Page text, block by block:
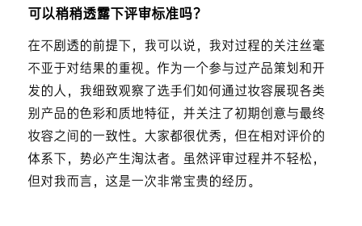
可以稍稍透露下评审标准吗？
在不剧透的前提下，我可以说，我对过程的关注丝毫
不亚于对结果的重视。作为一个参与过产品策划和开
发的人，我细致观察了选手们如何通过妆容展现各类
别产品的色彩和质地特征，并关注了初期创意与最终
妆容之间的一致性。大家都很优秀，但在相对评价的
体系下，势必产生淘汰者。虽然评审过程并不轻松，
但对我而言，这是一次非常宝贵的经历。